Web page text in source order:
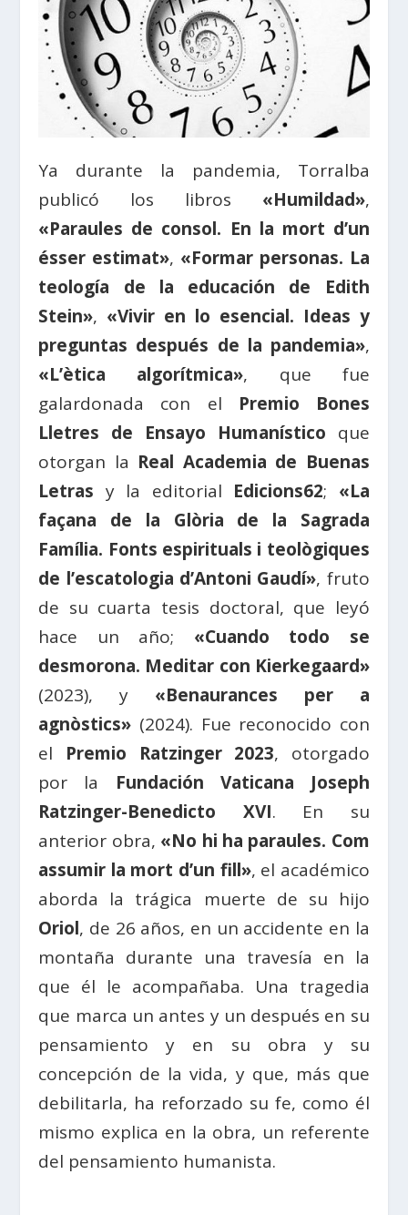
Ya durante la pandemia, Torralba
publicó los libros «Humildad»,
«Paraules de consol. En la mort d’un
ésser estimat», «Formar personas. La
teología de la educación de Edith
Stein», «Vivir en lo esencial. Ideas y
preguntas después de la pandemia»,
«L’ètica algorítmica», que fue
galardonada con el Premio Bones
Lletres de Ensayo Humanístico que
otorgan la Real Academia de Buenas
Letras y la editorial Edicions62; «La
façana de la Glòria de la Sagrada
Família. Fonts espirituals i teològiques
de l’escatologia d’Antoni Gaudí», fruto
de su cuarta tesis doctoral, que leyó
hace un año; «Cuando todo se
desmorona. Meditar con Kierkegaard»
(2023), y «Benaurances per a
agnòstics» (2024). Fue reconocido con
el Premio Ratzinger 2023, otorgado
por la Fundación Vaticana Joseph
Ratzinger-Benedicto XVI. En su
anterior obra, «No hi ha paraules. Com
assumir la mort d’un fill», el académico
aborda la trágica muerte de su hijo
Oriol, de 26 años, en un accidente en la
montaña durante una travesía en la
que él le acompañaba. Una tragedia
que marca un antes y un después en su
pensamiento y en su obra y su
concepción de la vida, y que, más que
debilitarla, ha reforzado su fe, como él
mismo explica en la obra, un referente
del pensamiento humanista.